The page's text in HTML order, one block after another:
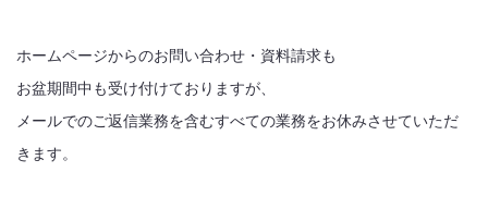
ホームページからのお問い合わせ・資料請求も
お盆期間中も受け付けておりますが、
メールでのご返信業務を含むすべての業務をお休みさせていただ
きます。